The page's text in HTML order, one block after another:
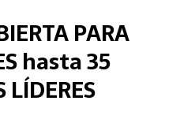
PARA
hasta 35